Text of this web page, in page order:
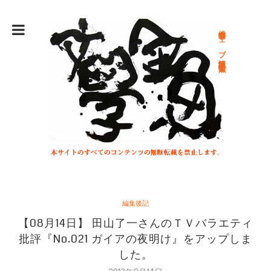
総合文学ウェブ情報誌 文学金魚
編集後記
【08月14日】 田山了一さんのＴＶバラエティ
批評『No.021 ガイアの夜明け』をアップしま
した。